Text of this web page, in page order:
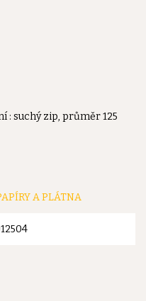
: suchý zip, průměr 125
A PLÁTNA